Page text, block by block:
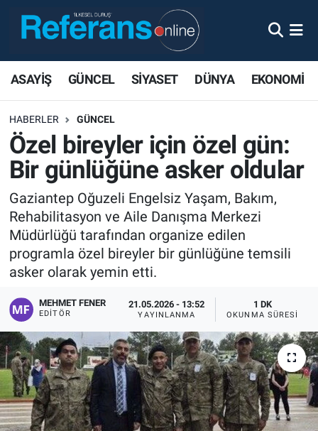
ASAYİŞ GÜNCEL SİYASET DÜNYA EKONOMİ
HABERLER GÜNCEL
Özel bireyler için özel gün:
Bir günlüğüne asker oldular
Gaziantep Oğuzeli Engelsiz Yaşam, Bakım,
Rehabilitasyon ve Aile Danışma Merkezi
Müdürlüğü tarafından organize edilen
programla özel bireyler bir günlüğüne temsili
asker olarak yemin etti.
MEHMET FENER
EDITÖR
21.05.2026 - 13:52
YAYINLANMA
1 DK
OKUNMA SÜRESI